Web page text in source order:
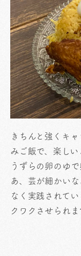
きちんと強くキ
みご飯で、楽しい
うずらの卵のゆ
あ、芸が細かい
なく実践されて
クワクさせられま